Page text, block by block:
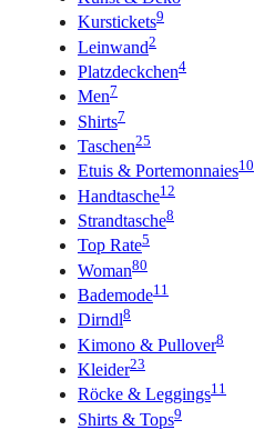
Kurstickets9
Leinwand2
Platzdeckchen4
Men7
Shirts7
Taschen25
Etuis & Portemonnaies10
Handtasche12
Strandtasche8
Top Rate5
Woman80
Bademode11
Dirndl8
Kimono & Pullover8
Kleider23
Röcke & Leggings11
Shirts & Tops9